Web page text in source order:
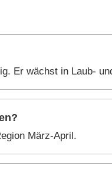
Er wächst in Laub-
März-April.